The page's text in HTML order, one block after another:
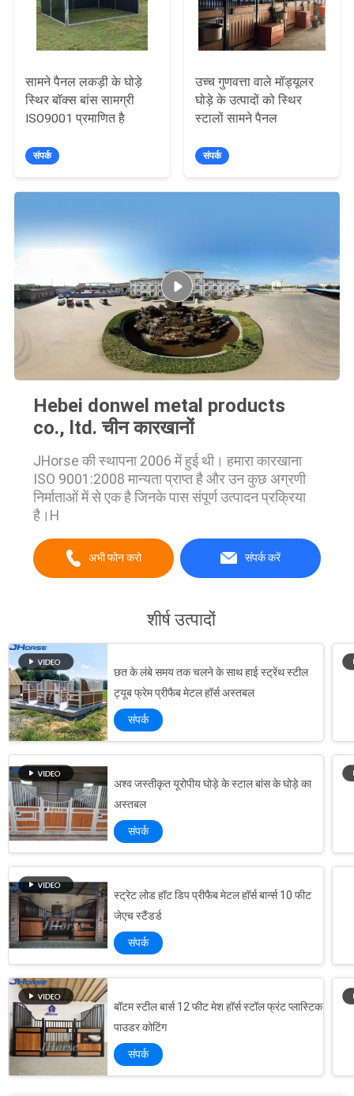
सामने पैनल लकड़ी के घोड़े
स्थिर बॉक्स बांस सामग्री
ISO9001 प्रमाणित है
संपर्क
उच्च गुणवत्ता वाले मॉड्यूलर
घोड़े के उत्पादों को स्थिर
स्टालों सामने पैनल
संपर्क
Hebei donwel metal products
co., ltd. चीन कारखानों
JHorse की स्थापना 2006 में हुई थी। हमारा कारखाना
ISO 9001:2008 मान्यता प्राप्त है और उन कुछ अग्रणी
निर्माताओं में से एक है जिनके पास संपूर्ण उत्पादन प्रक्रिया
है।H
अभी फोन करो संपर्क करें
शीर्ष उत्पादों
छत के लंबे समय तक चलने के साथ हाई स्ट्रेंथ स्टील
ट्यूब फ्रेम प्रीफैब मेटल हॉर्स अस्तबल
संपर्क
अश्व जस्तीकृत यूरोपीय घोड़े के स्टाल बांस के घोड़े का
अस्तबल
संपर्क
स्ट्रेट लोड हॉट डिप प्रीफैब मेटल हॉर्स बार्न्स 10 फीट
जेएच स्टैंडर्ड
संपर्क
बॉटम स्टील बार्स 12 फीट मेश हॉर्स स्टॉल फ्रंट प्लास्टिक
पाउडर कोटिंग
संपर्क
स्वनिर्धारित फ्रंट पैनल वुडेन हॉर्स स्टेबल वुड मटेरियल लॉन्गलाइफ टाइम
वायर मेष फार्म गेट्स, 32 मिमी ओडी 2 मिमी पाइप दीवार मोटाई धातु क्षेत्र गेट्स
स्वनिर्धारित हॉर्स शावर डिवाइडिंग हॉर्स स्टाल पैनल्स वुडन बैम्बू इन्फ़िल